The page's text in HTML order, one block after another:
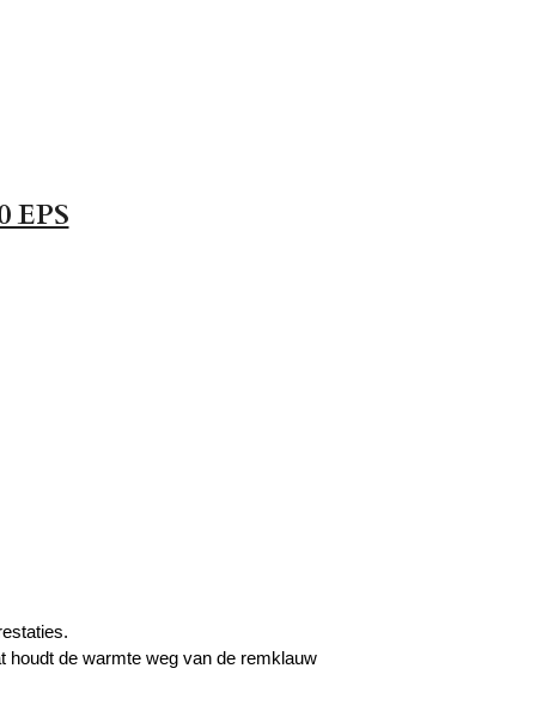
EPS
houdt de warmte weg van de remklauw